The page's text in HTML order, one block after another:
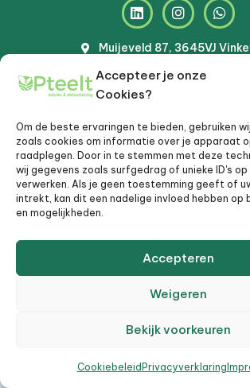
Accepteer je onze
Cookies?
Om de beste ervaringen te bieden, gebruiken
zoals cookies om informatie over je apparaat
raadplegen. Door in te stemmen met deze
wij gegevens zoals surfgedrag of unieke ID's
verwerken. Als je geen toestemming geeft of
intrekt, kan dit een nadelige invloed hebben op
en mogelijkheden.
Accepteren
Weigeren
Bekijk voorkeuren
Cookiebeleid Privacyverklaring
Muijeveld 87, 3645VJ
+31 (0)6 20 24 88 40
Dijkhuis@opteelt.nl
©2023 Rocquteers digital